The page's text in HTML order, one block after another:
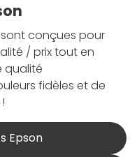
conçues pour
/ prix tout en
qualité
fidèles et de
Epson